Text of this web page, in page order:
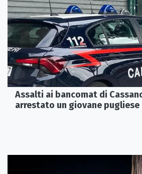
Assalti ai bancomat di
arrestato un giovane pugliese